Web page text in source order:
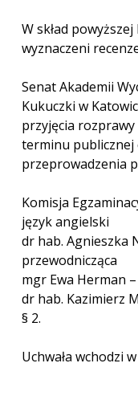
W skład
wyznaczeni
Senat Akademii
Kukuczki w
przyjęcia
terminu
przeprowadzenia
Komisja
język angielski
dr hab. Agnieszka
przewodnicząca
mgr Ewa Herman
dr hab. Kazimierz
§ 2.
Uchwała wchodzi